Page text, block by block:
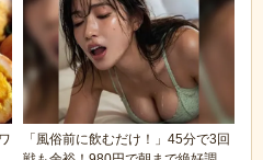
「風俗前に飲むだけ！」45分で3回